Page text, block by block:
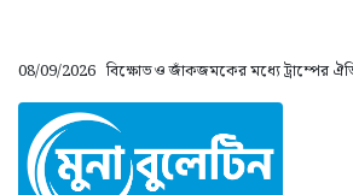
08/09/2026 বিক্ষোভ ও জাঁকজমকের মধ্যে ট্রাম্পের